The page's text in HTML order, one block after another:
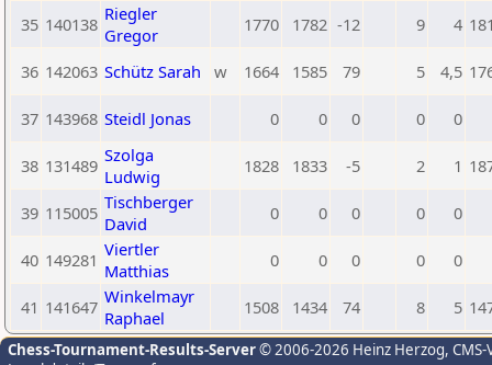
35 140138 Riegler
Gregor
1770 1782 -12 9 4
36 142063 Schütz Sarah w 1664 1585 79 5 4,5
37 143968 Steidl Jonas 0 0 0 0 0
38 131489 Szolga
Ludwig
1828 1833 -5 2 1
39 115005 Tischberger
David
0 0 0 0 0
40 149281 Viertler
Matthias
0 0 0 0 0
41 141647 Winkelmayr
Raphael
1508 1434 74 8 5
Chess-Tournament-Results-Server© 2006-2026 Heinz Herzog,